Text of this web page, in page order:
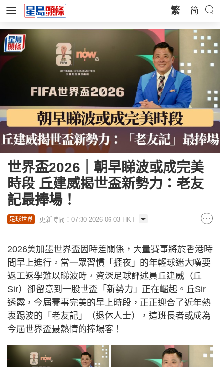
繁 简
世界盃2026｜朝早睇波或成完美
時段 丘建威揭世盃新勢力：老友
記最捧場！
足球世界 更新時間：07:30 2026-06-03 HKT
2026美加墨世界盃因時差關係，大量賽事將於香港時
間早上進行。當一眾習慣「捱夜」的年輕球迷大嘆要
返工返學難以睇波時，資深足球評述員丘建威（丘
Sir）卻留意到一股世盃「新勢力」正在崛起。丘Sir
透露，今屆賽事完美的早上時段，正正迎合了近年熱
衷踢波的「老友記」（退休人士），這班長者或成為
今屆世界盃最熱情的捧場客！